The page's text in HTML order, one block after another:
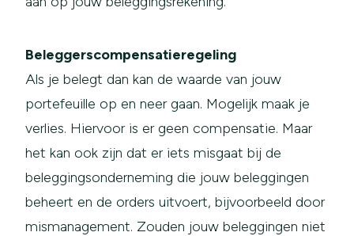
Beleggerscompensatieregeling
Als je belegt dan kan de waarde van jouw
portefeuille op en neer gaan. Mogelijk maak je
verlies. Hiervoor is er geen compensatie. Maar
het kan ook zijn dat er iets misgaat bij de
beleggingsonderneming die jouw beleggingen
beheert en de orders uitvoert, bijvoorbeeld door
mismanagement. Zouden jouw beleggingen niet